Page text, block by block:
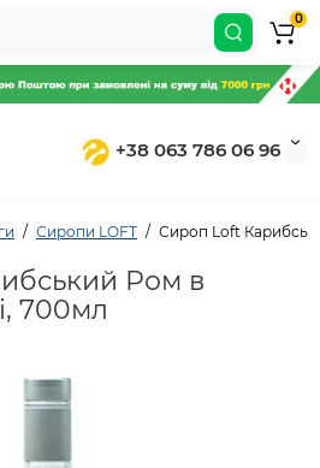
+38 063 786 06 96
0
Сиропи LOFT Сироп Loft
Ром в
700мл